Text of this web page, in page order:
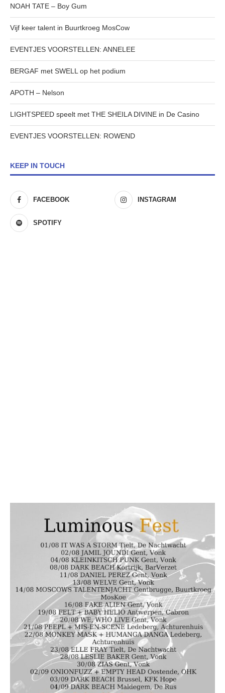
NOAH TATE – Boy Gum
Vijf keer talent in Buurtkroeg MosCow
EVENTJES VOORSTELLEN: ANNELEE
BERGAF met SWELL op het podium
APOTH – Nelson
LIGHTSPEED speelt met THE SHEILA DIVINE in De Casino
EVENTJES VOORSTELLEN: ROWEND
KEEP IN TOUCH
FACEBOOK INSTAGRAM
SPOTIFY